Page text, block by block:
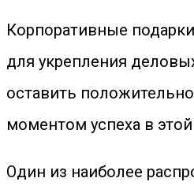
Корпоративные
для укрепления
оставить
моментом успеха в этой
Один из наиболее